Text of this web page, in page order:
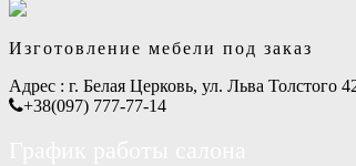
Изготовление мебели под заказ
Адрес : г. Белая Церковь, ул. Льва Толстого
+38(097) 777-77-14